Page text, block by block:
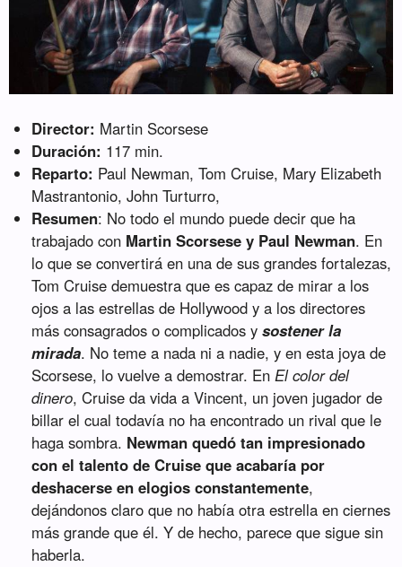
Director: Martin Scorsese
Duración: 117 min.
Reparto: Paul Newman, Tom Cruise, Mary Elizabeth
Mastrantonio, John Turturro,
Resumen: No todo el mundo puede decir que ha
trabajado con Martin Scorsese y Paul Newman. En
lo que se convertirá en una de sus grandes fortalezas,
Tom Cruise demuestra que es capaz de mirar a los
ojos a las estrellas de Hollywood y a los directores
más consagrados o complicados ysostener la
mirada. No teme a nada ni a nadie, y en esta joya de
Scorsese, lo vuelve a demostrar. EnEl color del
dinero, Cruise da vida a Vincent, un joven jugador de
billar el cual todavía no ha encontrado un rival que le
haga sombra. Newman quedó tan impresionado
con el talento de Cruise que acabaría por
deshacerse en elogios constantemente,
dejándonos claro que no había otra estrella en ciernes
más grande que él. Y de hecho, parece que sigue sin
haberla.